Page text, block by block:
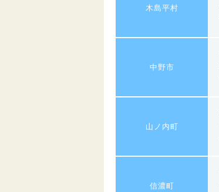
木島平村
中野市
山ノ内町
信濃町